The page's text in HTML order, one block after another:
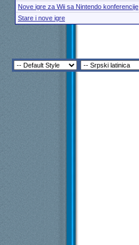
Nove igre za Wii sa Nintendo konferencije
Stare i nove igre